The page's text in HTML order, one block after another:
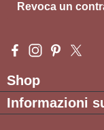
Revoca un
Visit us on
Check us out
Get
Shop
Informazioni